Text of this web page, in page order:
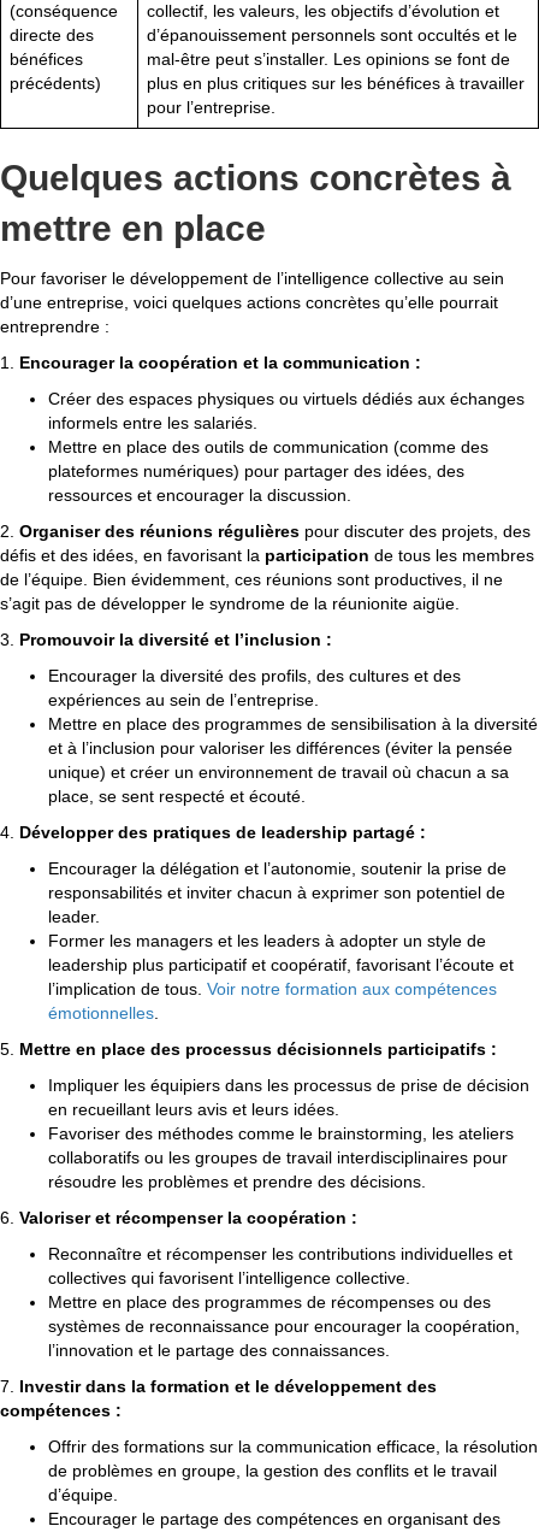
(conséquence
directe des
bénéfices
précédents)
collectif, les valeurs, les objectifs d’évolution et
d’épanouissement personnels sont occultés et le
mal-être peut s’installer. Les opinions se font de
plus en plus critiques sur les bénéfices à travailler
pour l’entreprise.
Quelques actions concrètes à
mettre en place
Pour favoriser le développement de l’intelligence collective au sein
d’une entreprise, voici quelques actions concrètes qu’elle pourrait
entreprendre :
1. Encourager la coopération et la communication :
Créer des espaces physiques ou virtuels dédiés aux échanges
informels entre les salariés.
Mettre en place des outils de communication (comme des
plateformes numériques) pour partager des idées, des
ressources et encourager la discussion.
2. Organiser des réunions régulières pour discuter des projets, des
défis et des idées, en favorisant la participation de tous les membres
de l’équipe. Bien évidemment, ces réunions sont productives, il ne
s’agit pas de développer le syndrome de la réunionite aigüe.
3. Promouvoir la diversité et l’inclusion :
Encourager la diversité des profils, des cultures et des
expériences au sein de l’entreprise.
Mettre en place des programmes de sensibilisation à la diversité
et à l’inclusion pour valoriser les différences (éviter la pensée
unique) et créer un environnement de travail où chacun a sa
place, se sent respecté et écouté.
4. Développer des pratiques de leadership partagé :
Encourager la délégation et l’autonomie, soutenir la prise de
responsabilités et inviter chacun à exprimer son potentiel de
leader.
Former les managers et les leaders à adopter un style de
leadership plus participatif et coopératif, favorisant l’écoute et
l’implication de tous. Voir notre formation aux compétences
émotionnelles.
5. Mettre en place des processus décisionnels participatifs :
Impliquer les équipiers dans les processus de prise de décision
en recueillant leurs avis et leurs idées.
Favoriser des méthodes comme le brainstorming, les ateliers
collaboratifs ou les groupes de travail interdisciplinaires pour
résoudre les problèmes et prendre des décisions.
6. Valoriser et récompenser la coopération :
Reconnaître et récompenser les contributions individuelles et
collectives qui favorisent l’intelligence collective.
Mettre en place des programmes de récompenses ou des
systèmes de reconnaissance pour encourager la coopération,
l’innovation et le partage des connaissances.
7. Investir dans la formation et le développement des
compétences :
Offrir des formations sur la communication efficace, la résolution
de problèmes en groupe, la gestion des conflits et le travail
d’équipe.
Encourager le partage des compétences en organisant des